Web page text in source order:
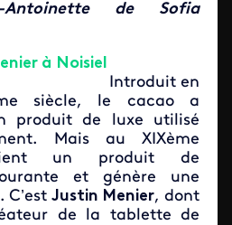
Antoinette de Sofia
à Noisiel
en
siècle, le cacao a
produit de luxe utilisé
Mais au XIXème
un produit de
et génère une
Justin Menier, dont
de la tablette de